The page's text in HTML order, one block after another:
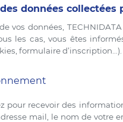
données collectées
vos données,
les cas, vous êtes
formulaire
pour recevoir des
mail, le nom de votre